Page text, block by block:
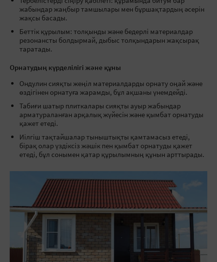
жабындар жаңбыр тамшылары мен бұршақтардың әсерін
жақсы басады.
Беттік құрылым: толқынды және бедерлі материалдар
резонансты болдырмай, дыбыс толқындарын жақсырақ
таратады.
Орнатудың күрделілігі және құны
Ондулин сияқты жеңіл материалдарды орнату оңай және
өздігінен орнатуға жарамды, бұл ақшаны үнемдейді.
Табиғи шатыр плиткалары сияқты ауыр жабындар
арматураланған арқалық жүйесін және қымбат орнатуды
қажет етеді.
Иілгіш тақтайшалар тыныштықты қамтамасыз етеді,
бірақ олар үздіксіз жәшік пен қымбат орнатуды қажет
етеді, бұл сонымен қатар құрылымның құнын арттырады.